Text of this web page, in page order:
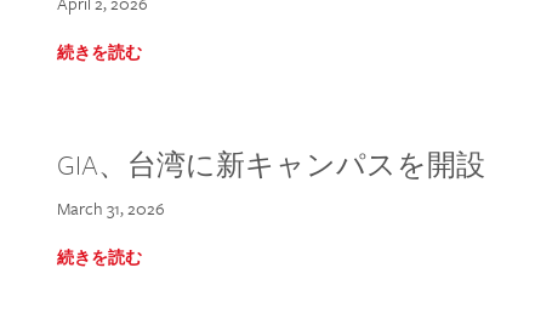
続きを読む
GIA、台湾に新キャンパスを開設
March 31, 2026
続きを読む